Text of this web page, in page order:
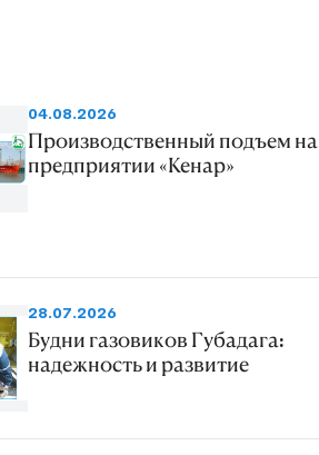
04.08.2026
Производственный подъем на
предприятии «Кенар»
28.07.2026
Будни газовиков Губадага:
надежность и развитие